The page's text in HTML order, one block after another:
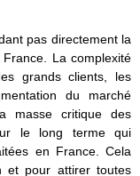
pas directement la
La complexité
grands clients, les
du marché
masse critique des
le long terme qui
en France. Cela
et pour attirer toutes